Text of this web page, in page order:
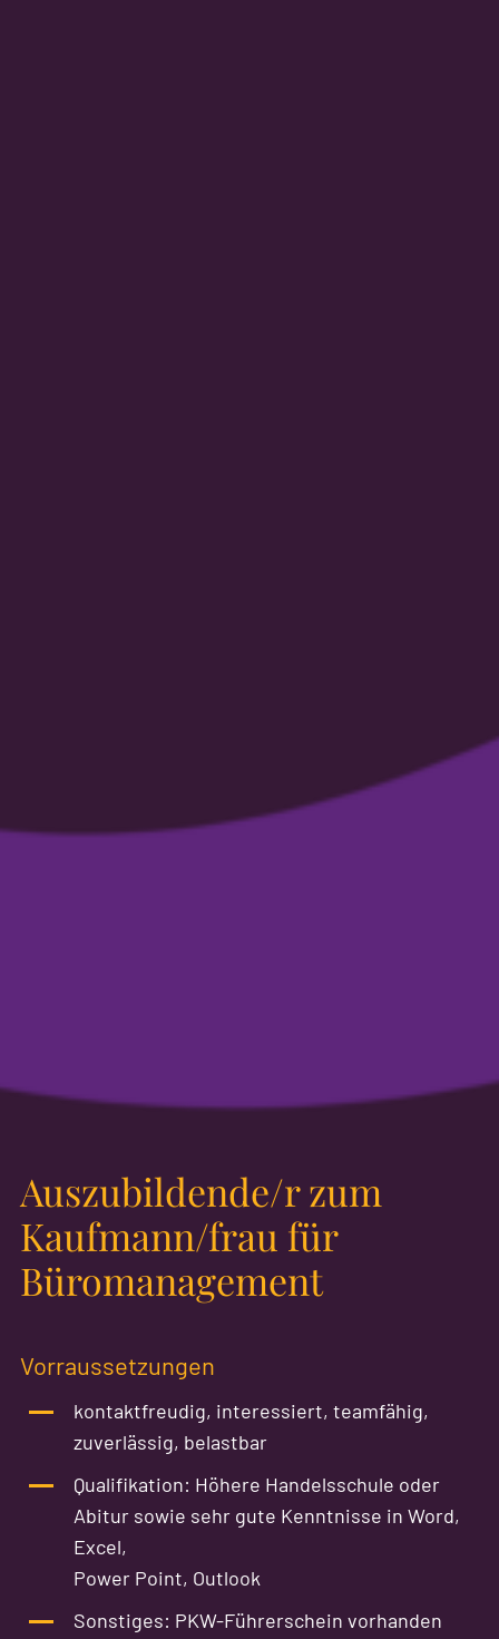
Auszubildende/r zum
Kaufmann/frau für
Büromanagement
Vorraussetzungen
kontaktfreudig, interessiert, teamfähig,
zuverlässig, belastbar
Qualifikation: Höhere Handelsschule oder
Abitur sowie sehr gute Kenntnisse in Word,
Excel,
Power Point, Outlook
Sonstiges: PKW-Führerschein vorhanden